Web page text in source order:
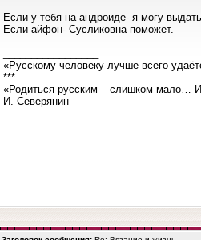
Если у тебя на андроиде- я могу
Если айфон- Сусликовна поможет.
«Русскому человеку лучше всего
***
«Родиться русским – слишком мало…
И. Северянин